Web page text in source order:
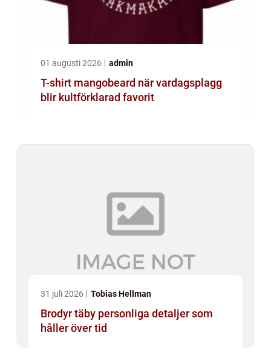
01 augusti 2026 admin
T-shirt mangobeard när vardagsplagg
blir kultförklarad favorit
31 juli 2026 Tobias Hellman
Brodyr täby personliga detaljer som
håller över tid